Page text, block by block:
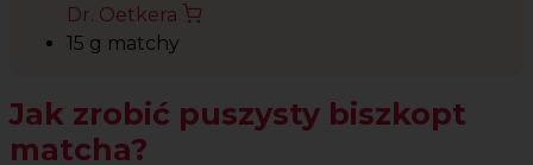
Dr. Oetkera
15 g matchy
Jak zrobić puszysty biszkopt
matcha?